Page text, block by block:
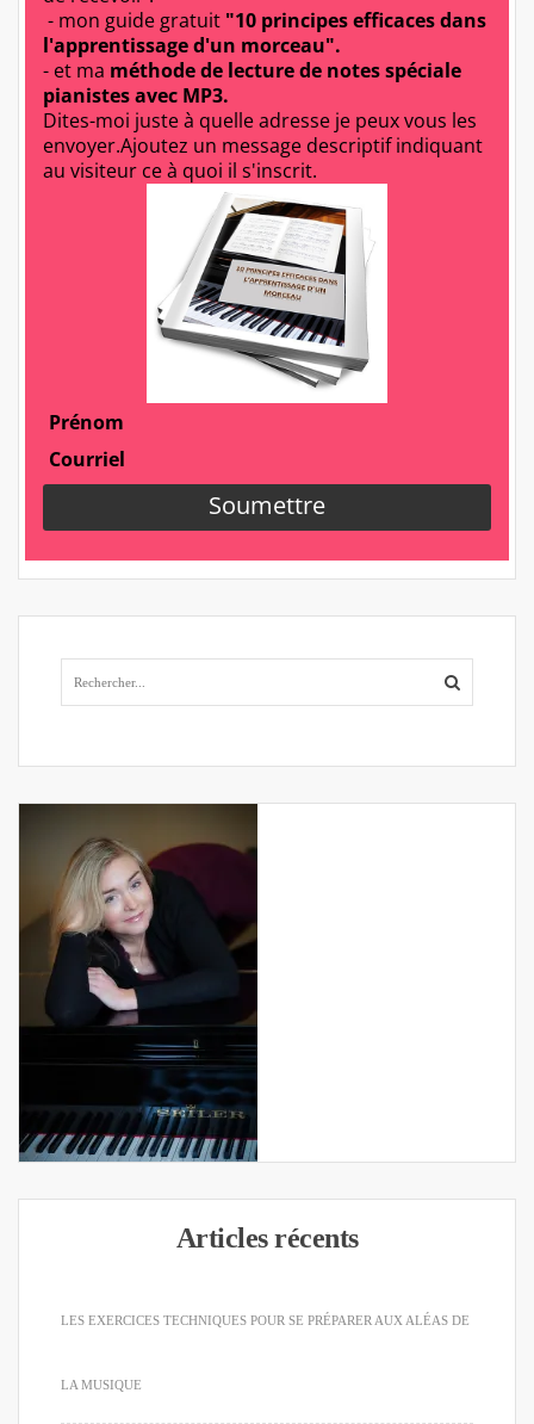
Articles récents
LES EXERCICES TECHNIQUES POUR SE PRÉPARER AUX ALÉAS DE
LA MUSIQUE